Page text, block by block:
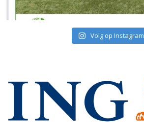
Volg op Instagram